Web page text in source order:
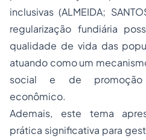
inclusivas (ALMEIDA;
regularização fundiária
qualidade de vida das
atuando como um
social e de promoção
econômico.
Ademais, este tema
prática significativa para